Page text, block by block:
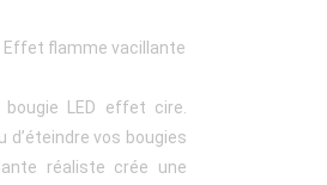
Effet flamme vacillante
LED effet cire.
d’éteindre vos bougies
réaliste crée une